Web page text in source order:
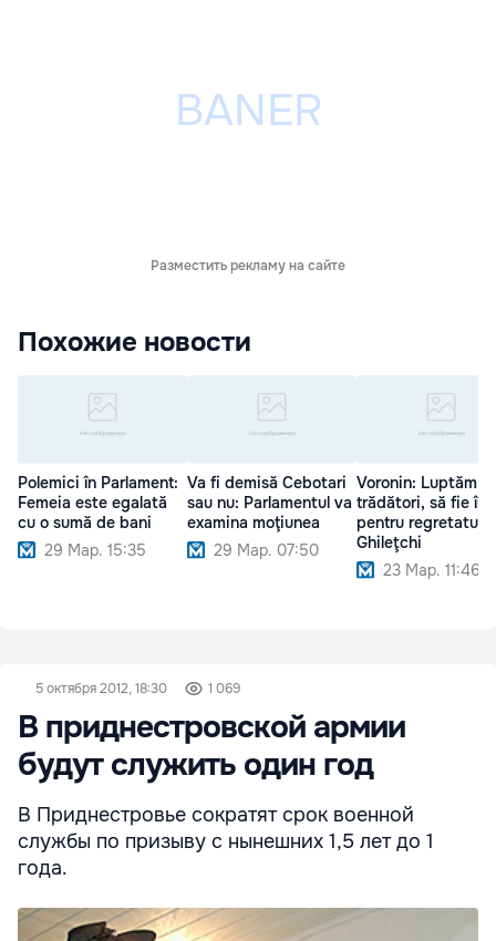
Разместить рекламу на сайте
Похожие новости
Polemici în Parlament:
Femeia este egalată
cu o sumă de bani
29 Мар. 15:35
Va fi demisă Cebotari
sau nu: Parlamentul va
examina moţiunea
29 Мар. 07:50
Voronin: Luptăm
trădători, să fie
pentru regretatul
Ghileţchi
23 Мар. 11:46
5 октября 2012, 18:30 1 069
В приднестровской армии
будут служить один год
В Приднестровье сократят срок военной
службы по призыву с нынешних 1,5 лет до 1
года.